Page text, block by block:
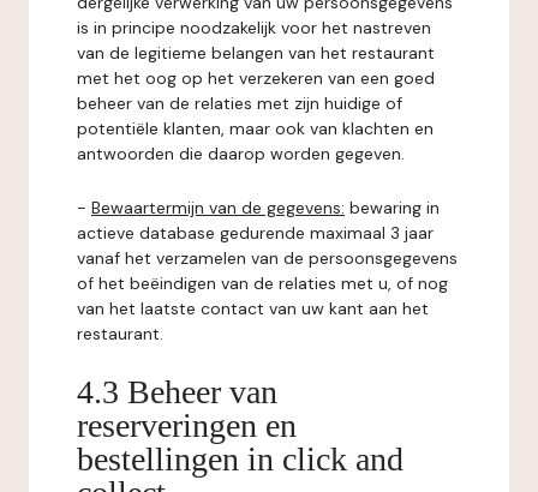
is in principe noodzakelijk voor het nastreven
van de legitieme belangen van het restaurant
met het oog op het verzekeren van een goed
beheer van de relaties met zijn huidige of
potentiële klanten, maar ook van klachten en
antwoorden die daarop worden gegeven.
- Bewaartermijn van de gegevens: bewaring in
actieve database gedurende maximaal 3 jaar
vanaf het verzamelen van de persoonsgegevens
of het beëindigen van de relaties met u, of nog
van het laatste contact van uw kant aan het
restaurant.
4.3 Beheer van
reserveringen en
bestellingen in click and